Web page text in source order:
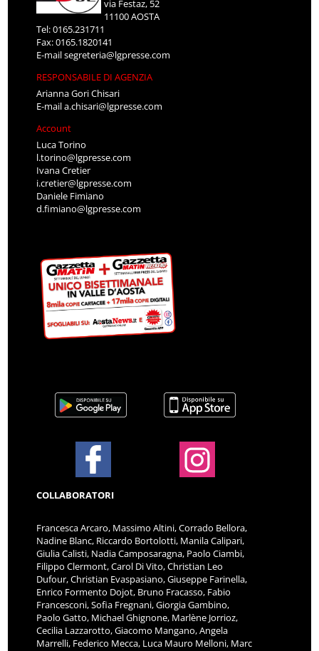
via Festaz, 52
11100 AOSTA
Tel: 0165.231711
Fax: 0165.1820141
E-mailsegreteria@lgpresse.com
RESPONSABILE DI AGENZIA
Arianna Gori Chisari
E-maila.chisari@lgpresse.com
Account
Luca Torino
l.torino@lgpresse.com
Ivana Cretier
i.cretier@lgpresse.com
Daniele Fimiano
d.fimiano@lgpresse.com
COLLABORATORI
Francesca Arcaro, Massimo Altini, Corrado Bellora,
Nadine Blanc, Riccardo Bortolotti, Manila Calipari,
Giulia Calisti, Nadia Camposaragna, Paolo Ciambi,
Filippo Clermont, Carol Di Vito, Christian Leo
Dufour, Christian Evaspasiano, Giuseppe Farinella,
Enrico Formento Dojot, Bruno Fracasso, Fabio
Francesconi, Sofia Fregnani, Giorgia Gambino,
Paolo Gatto, Michael Ghignone, Marlène Jorrioz,
Cecilia Lazzarotto, Giacomo Mangano, Angela
Marrelli, Federico Mecca, Luca Mauro Melloni, Marc